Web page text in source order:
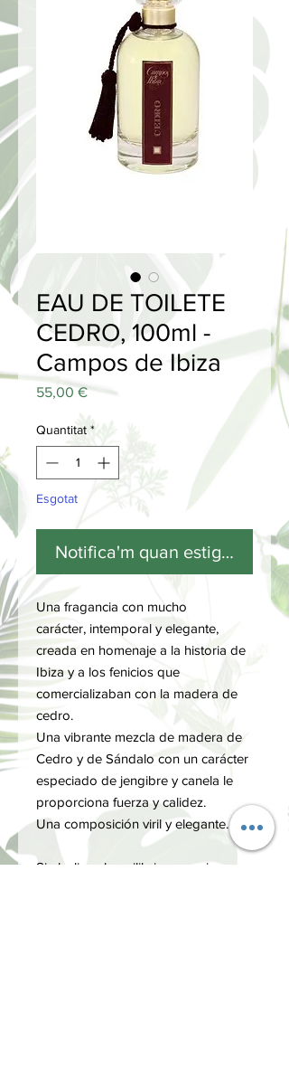
EAU DE TOILETE
CEDRO, 100ml -
Campos de Ibiza
55,00 €Price
Quantitat *
Esgotat
Notifica'm quan estigui
Una fragancia con mucho
carácter, intemporal y elegante,
creada en homenaje a la historia de
Ibiza y a los fenicios que
comercializaban con la madera de
cedro.
Una vibrante mezcla de madera de
Cedro y de Sándalo con un carácter
especiado de jengibre y canela le
proporciona fuerza y calidez.
Una composición viril y elegante.
Simboliza el equilibrio que reina